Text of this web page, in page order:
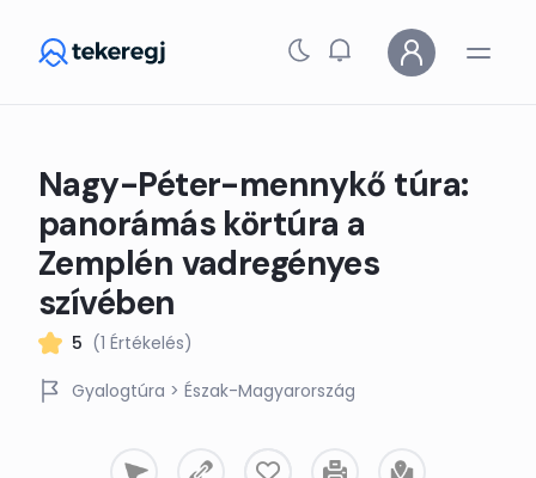
Nagy-Péter-mennykő túra:
panorámás körtúra a
Zemplén vadregényes
szívében
5 (1 Értékelés)
Gyalogtúra > Észak-Magyarország